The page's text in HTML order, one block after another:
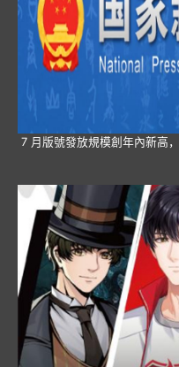
7 月版號發放規模創年內新高